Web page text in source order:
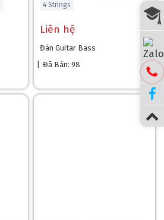
4 Strings
Liên hệ
Đàn Guitar Bass
Đã Bán: 98